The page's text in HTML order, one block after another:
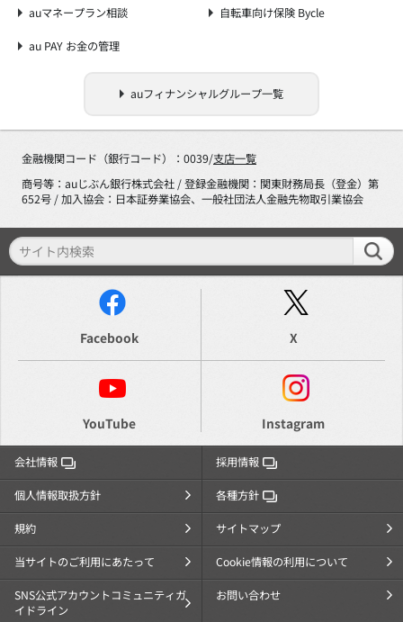
auマネープラン相談 自転車向け保険 Bycle
au PAY お金の管理
auフィナンシャルグループ一覧
金融機関コード（銀行コード）：0039/支店一覧
商号等：auじぶん銀行株式会社 / 登録金融機関：関東財務局長（登金）第
652号 / 加入協会：日本証券業協会、一般社団法人金融先物取引業協会
Facebook X
YouTube Instagram
会社情報 採用情報
個人情報取扱方針 各種方針
規約 サイトマップ
当サイトのご利用にあたって Cookie情報の利用について
SNS公式アカウントコミュニティガ
イドライン
お問い合わせ